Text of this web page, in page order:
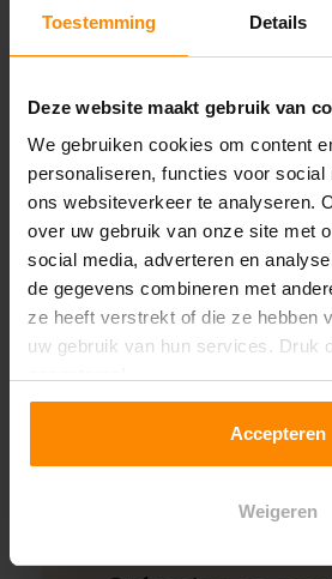
Toestemming Details
Deze website maakt gebruik van
We gebruiken cookies om content
personaliseren, functies voor social
ons websiteverkeer te analyseren.
over uw gebruik van onze site met
social media, adverteren en
de gegevens combineren met
ze heeft verstrekt of die ze hebben
uw gebruik van hun services. Druk
Accepteren
Weigeren
1.100 mm
Lengte:
33.300 mm
Liggerlengte:
3.600 mm
Aantal niveaus:
5
Kleur staanders:
Galva
Draagkracht per liggerniveau:
3.500 kg (875 kg per pallet)